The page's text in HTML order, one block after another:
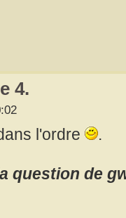
4.
l'ordre .
question de